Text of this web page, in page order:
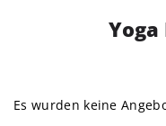
Es wurden keine